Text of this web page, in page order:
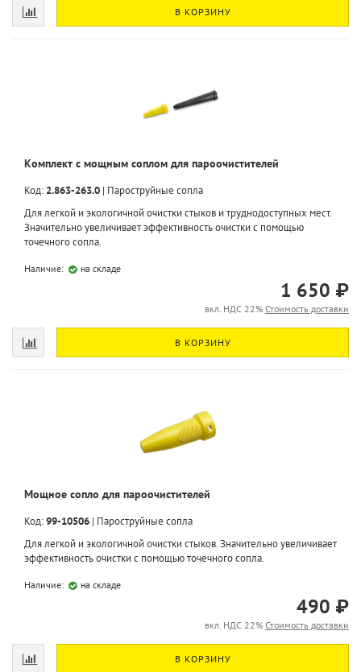
В КОРЗИНУ
Комплект с мощным соплом для пароочистителей
Код: 2.863-263.0 | Пароструйные сопла
Для легкой и экологичной очистки стыков и труднодоступных мест.
Значительно увеличивает эффективность очистки с помощью
точечного сопла.
Наличие: на складе
1 650 ₽
вкл. НДС 22% Стоимость доставки
В КОРЗИНУ
Мощное сопло для пароочистителей
Код:99-10506 | Пароструйные сопла
Для легкой и экологичной очистки стыков. Значительно увеличивает
эффективность очистки с помощью точечного сопла.
Наличие: на складе
490 ₽
вкл. НДС 22% Стоимость доставки
В КОРЗИНУ